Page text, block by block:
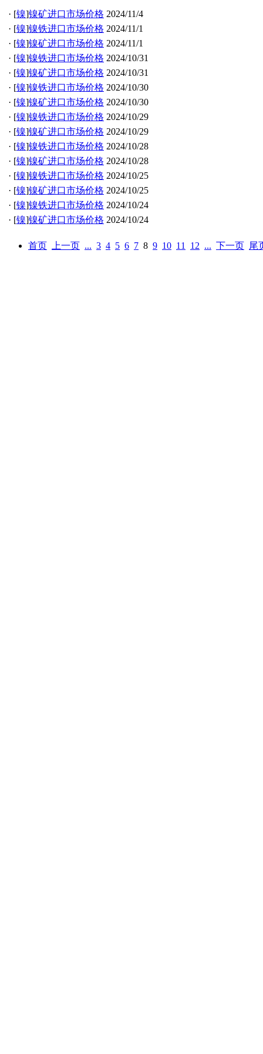
· [镍]镍矿进口市场价格 2024/11/4
· [镍]镍铁进口市场价格 2024/11/1
· [镍]镍矿进口市场价格 2024/11/1
· [镍]镍铁进口市场价格 2024/10/31
· [镍]镍矿进口市场价格 2024/10/31
· [镍]镍铁进口市场价格 2024/10/30
· [镍]镍矿进口市场价格 2024/10/30
· [镍]镍铁进口市场价格 2024/10/29
· [镍]镍矿进口市场价格 2024/10/29
· [镍]镍铁进口市场价格 2024/10/28
· [镍]镍矿进口市场价格 2024/10/28
· [镍]镍铁进口市场价格 2024/10/25
· [镍]镍矿进口市场价格 2024/10/25
· [镍]镍铁进口市场价格 2024/10/24
· [镍]镍矿进口市场价格 2024/10/24
首页 上一页 ... 3 4 5 6 7 8 9 10 11 12 ... 下一页 尾